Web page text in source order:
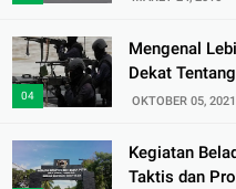
Mengenal
Dekat Tentang
Pasukan Elite
OKTOBER 05, 2021
Kegiatan
Taktis dan